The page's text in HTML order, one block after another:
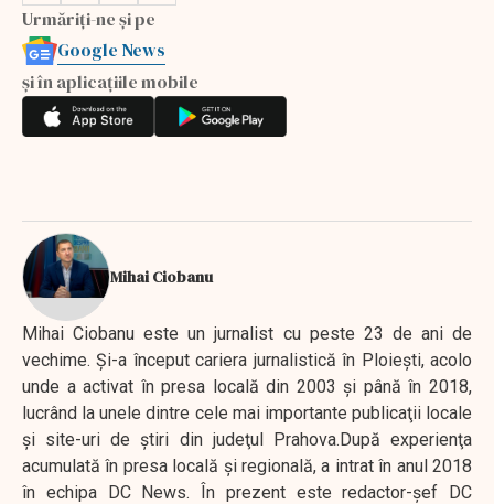
Urmăriți-ne și pe
Google News
și în aplicațiile mobile
Mihai Ciobanu
Mihai Ciobanu este un jurnalist cu peste 23 de ani de
vechime. Şi-a început cariera jurnalistică în Ploieşti, acolo
unde a activat în presa locală din 2003 şi până în 2018,
lucrând la unele dintre cele mai importante publicaţii locale
şi site-uri de ştiri din judeţul Prahova.După experienţa
acumulată în presa locală şi regională, a intrat în anul 2018
în echipa DC News. În prezent este redactor-şef DC